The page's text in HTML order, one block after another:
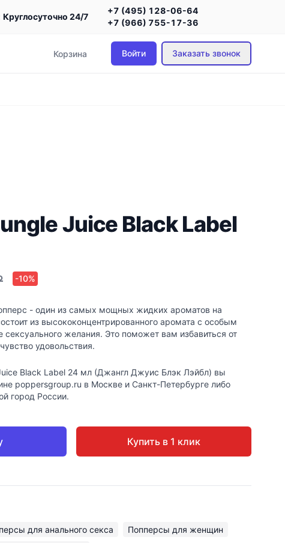
Круглосуточно 24/7
+7 (495) 128-06-64
+7 (966) 755-17-36
Корзина Войти Заказать звонок
Juice Black Label
-10%
- один из самых мощных жидких ароматов на
из высококонцентрированного аромата с особым
желания. Это поможет вам избавиться от
удовольствия.
Black Label 24 мл (Джангл Джуис Блэк Лэйбл) вы
poppersgroup.ru в Москве и Санкт-Петербурге либо
город России.
Купить в 1 клик
для анального секса
Попперсы для женщин